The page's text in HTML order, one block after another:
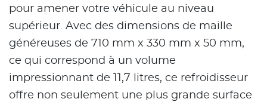
pour amener votre véhicule au niveau
supérieur. Avec des dimensions de maille
généreuses de 710 mm x 330 mm x 50 mm,
ce qui correspond à un volume
impressionnant de 11,7 litres, ce refroidisseur
offre non seulement une plus grande surface